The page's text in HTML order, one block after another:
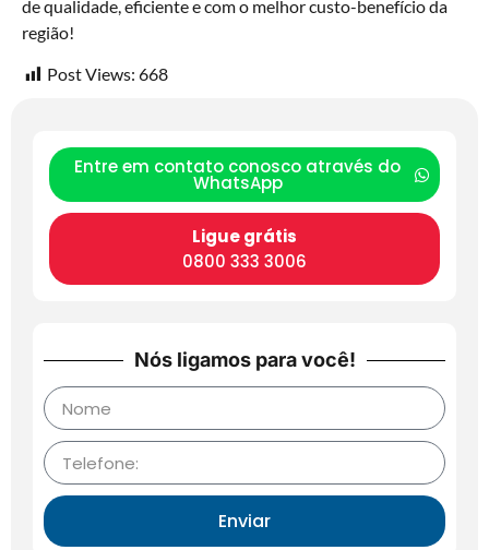
de qualidade, eficiente e com o melhor custo-benefício da
região!
Post Views: 668
Entre em contato conosco através do
WhatsApp
Ligue grátis
0800 333 3006
Nós ligamos para você!
Enviar